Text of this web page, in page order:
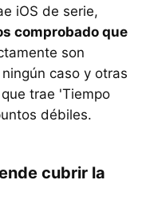
iOS de serie,
comprobado que
son
caso y otras
trae 'Tiempo
débiles.
cubrir la